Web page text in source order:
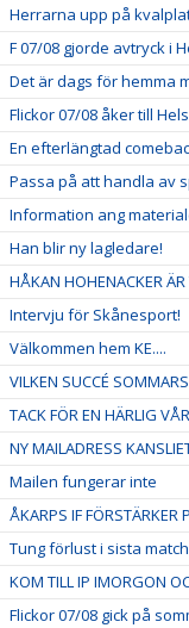
Herrarna upp på
F 07/08 gjorde avtryck i
Det är dags för hemma
Flickor 07/08 åker till
En efterlängtad
Passa på att handla av
Information ang
Han blir ny lagledare!
HÅKAN HOHENACKER ÄR
Intervju för Skånesport!
Välkommen hem KE....
VILKEN SUCCÉ
TACK FÖR EN HÄRLIG
NY MAILADRESS
Mailen fungerar inte
ÅKARPS IF FÖRSTÄRKER
Tung förlust i sista
KOM TILL IP IMORGON
Flickor 07/08 gick på